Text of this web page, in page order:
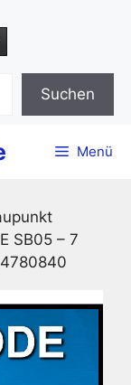
Suchen
Menü
SB05 – 7